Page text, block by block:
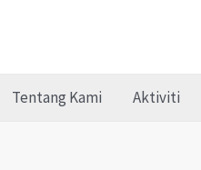
Tentang Kami Aktiviti